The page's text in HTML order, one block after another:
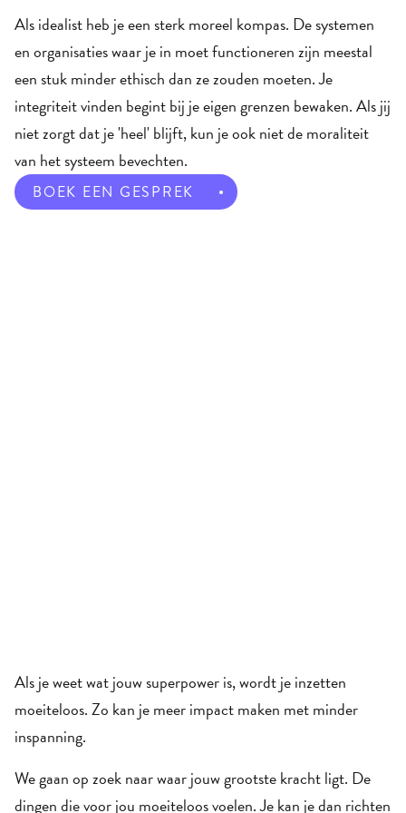
Als idealist heb je een sterk moreel kompas. De systemen
en organisaties waar je in moet functioneren zijn meestal
een stuk minder ethisch dan ze zouden moeten. Je
integriteit vinden begint bij je eigen grenzen bewaken. Als jij
niet zorgt dat je 'heel' blijft, kun je ook niet de moraliteit
van het systeem bevechten.
BOEK EEN GESPREK
Als je weet wat jouw superpower is, wordt je inzetten
moeiteloos. Zo kan je meer impact maken met minder
inspanning.
We gaan op zoek naar waar jouw grootste kracht ligt. De
dingen die voor jou moeiteloos voelen. Je kan je dan richten